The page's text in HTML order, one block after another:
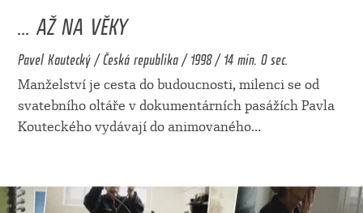
... AŽ NA VĚKY
Pavel Koutecký / Česká republika / 1998 / 14 min. 0 sec.
Manželství je cesta do budoucnosti, milenci se od
svatebního oltáře v dokumentárních pasážích Pavla
Kouteckého vydávají do animovaného...